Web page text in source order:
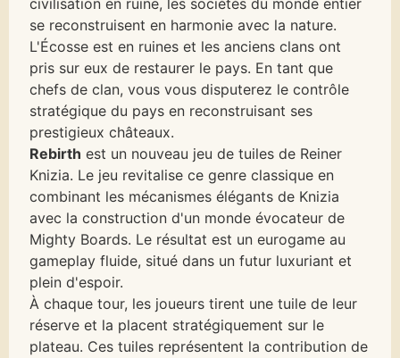
civilisation en ruine, les sociétés du monde entier
se reconstruisent en harmonie avec la nature.
L'Écosse est en ruines et les anciens clans ont
pris sur eux de restaurer le pays. En tant que
chefs de clan, vous vous disputerez le contrôle
stratégique du pays en reconstruisant ses
prestigieux châteaux.
Rebirth est un nouveau jeu de tuiles de Reiner
Knizia. Le jeu revitalise ce genre classique en
combinant les mécanismes élégants de Knizia
avec la construction d'un monde évocateur de
Mighty Boards. Le résultat est un eurogame au
gameplay fluide, situé dans un futur luxuriant et
plein d'espoir.
À chaque tour, les joueurs tirent une tuile de leur
réserve et la placent stratégiquement sur le
plateau. Ces tuiles représentent la contribution de